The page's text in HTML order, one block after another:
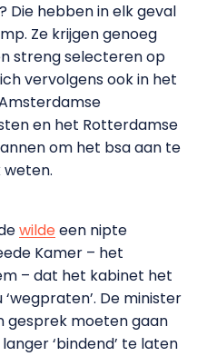
Die hebben in elk geval
Ze krijgen genoeg
streng selecteren op
vervolgens ook in het
en het Rotterdamse
om het bsa aan te
weten.
wildeeen nipte
Kamer – het
– dat het kabinet het
De minister
gesprek moeten gaan
‘bindend’ te laten